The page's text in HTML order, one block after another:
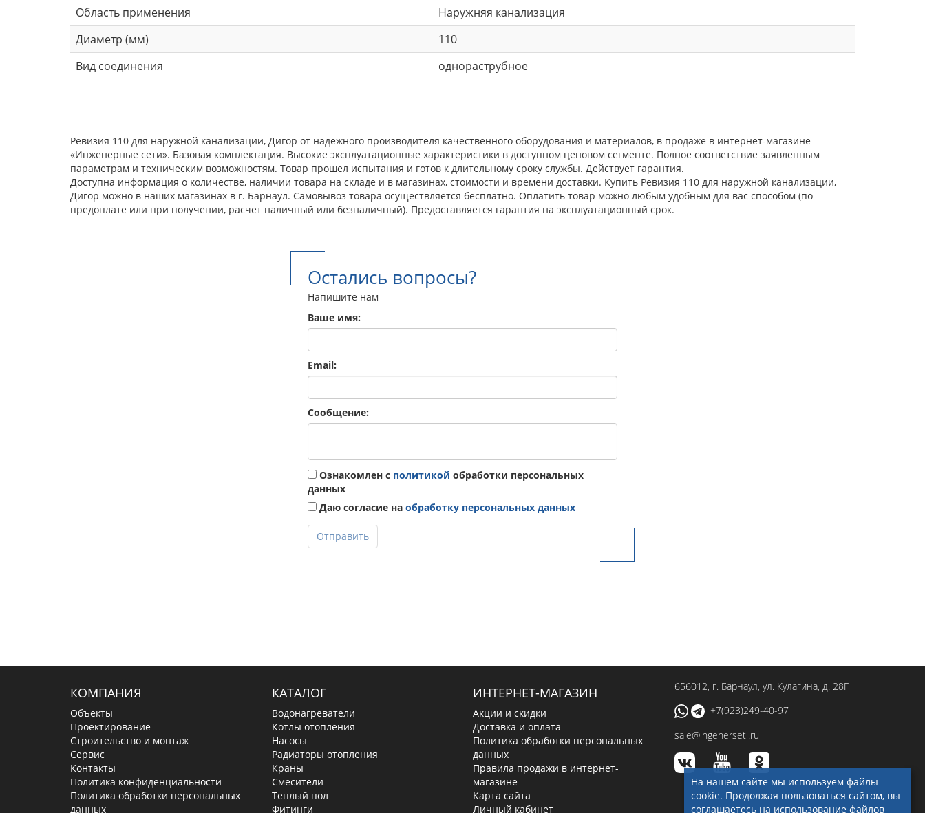
Область применения
Наружняя канализация
Диаметр (мм)
110
Вид соединения
однораструбное
Ревизия 110 для наружной канализации, Дигор от надежного производителя качественного оборудования и материалов, в продаже в интернет-магазине
«Инженерные сети». Базовая комплектация. Высокие эксплуатационные характеристики в доступном ценовом сегменте. Полное соответствие заявленным
параметрам и техническим возможностям. Товар прошел испытания и готов к длительному сроку службы. Действует гарантия.
Доступна информация о количестве, наличии товара на складе и в магазинах, стоимости и времени доставки. Купить Ревизия 110 для наружной канализации,
Дигор можно в наших магазинах в г. Барнаул. Самовывоз товара осуществляется бесплатно. Оплатить товар можно любым удобным для вас способом (по
предоплате или при получении, расчет наличный или безналичный). Предоставляется гарантия на эксплуатационный срок.
Остались вопросы?
Напишите нам
Ваше имя:
Email:
Сообщение:
Ознакомлен с политикой обработки персональных
данных
Даю согласие на обработку персональных данных
Отправить
КОМПАНИЯ
Объекты
Проектирование
Строительство и монтаж
Сервис
Контакты
Политика конфиденциальности
Политика обработки персональных
данных
КАТАЛОГ
Водонагреватели
Котлы отопления
Насосы
Радиаторы отопления
Краны
Смесители
Теплый пол
Фитинги
ИНТЕРНЕТ-МАГАЗИН
Акции и скидки
Доставка и оплата
Политика обработки персональных
данных
Правила продажи в интернет-
магазине
Карта сайта
Личный кабинет
656012, г. Барнаул, ул. Кулагина, д. 28Г
+7(923)249-40-97
sale@ingenerseti.ru
На нашем сайте мы используем файлы
cookie. Продолжая пользоваться сайтом, вы
соглашаетесь на использование файлов